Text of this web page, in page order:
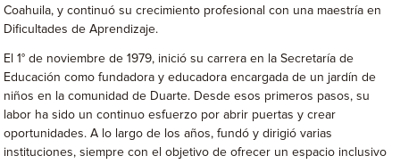
Coahuila, y continuó su crecimiento profesional con una maestría en
Dificultades de Aprendizaje.
El 1° de noviembre de 1979, inició su carrera en la Secretaría de
Educación como fundadora y educadora encargada de un jardín de
niños en la comunidad de Duarte. Desde esos primeros pasos, su
labor ha sido un continuo esfuerzo por abrir puertas y crear
oportunidades. A lo largo de los años, fundó y dirigió varias
instituciones, siempre con el objetivo de ofrecer un espacio inclusivo